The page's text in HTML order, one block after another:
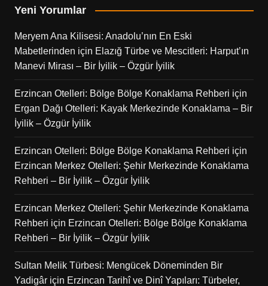
Yeni Yorumlar
Meryem Ana Kilisesi: Anadolu’nın En Eski
Mabetlerinden için Elazığ Türbe ve Mescitleri: Harput’ın
Manevi Mirası – Bir İyilik – Özgür İyilik
Erzincan Otelleri: Bölge Bölge Konaklama Rehberi için
Ergan Dağı Otelleri: Kayak Merkezinde Konaklama – Bir
İyilik – Özgür İyilik
Erzincan Otelleri: Bölge Bölge Konaklama Rehberi için
Erzincan Merkez Otelleri: Şehir Merkezinde Konaklama
Rehberi – Bir İyilik – Özgür İyilik
Erzincan Merkez Otelleri: Şehir Merkezinde Konaklama
Rehberi için Erzincan Otelleri: Bölge Bölge Konaklama
Rehberi – Bir İyilik – Özgür İyilik
Sultan Melik Türbesi: Mengücek Döneminden Bir
Yadigâriçin Erzincan Tarihî ve Dinî Yapıları: Türbeler,